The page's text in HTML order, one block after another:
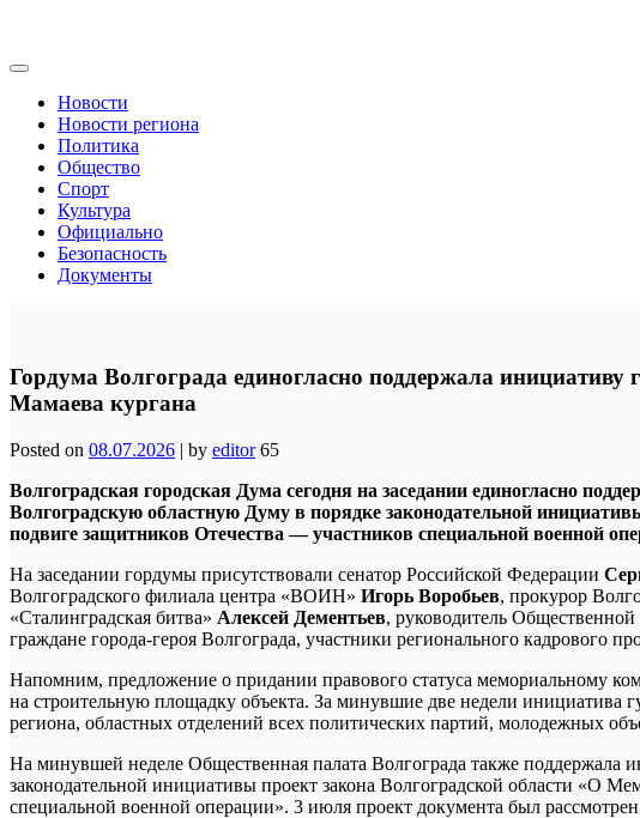
Новости
Новости региона
Политика
Общество
Спорт
Культура
Официально
Безопасность
Документы
Гордума Волгограда единогласно поддержала
Мамаева кургана
Posted on 08.07.2026 | by editor 65
Волгоградская городская Дума сегодня на заседании единогласно
Волгоградскую областную Думу в порядке законодательной
подвиге защитников Отечества — участников специальной военной
На заседании гордумы присутствовали сенатор Российской Федерации
Волгоградского филиала центра «ВОИН» Игорь Воробьев, прокурор
«Сталинградская битва» Алексей Дементьев, руководитель
граждане города-героя Волгограда, участники регионального кадрового
Напомним, предложение о придании правового статуса мемориальному
на строительную площадку объекта. За минувшие две недели инициатива
региона, областных отделений всех политических партий, молодежных
На минувшей неделе Общественная палата Волгограда также поддержала
законодательной инициативы проект закона Волгоградской области «О
специальной военной операции». 3 июля проект документа был